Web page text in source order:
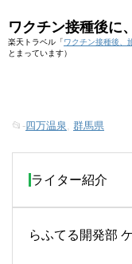
ワクチン接種後に
楽天トラベル「ワクチン接種後、
とまっています）
📂-四万温泉 群馬県
ライター紹介
らふてる開発部